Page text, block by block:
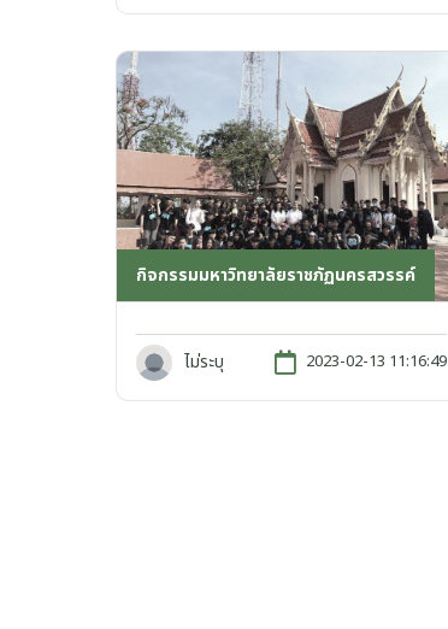
กิจกรรมมหาวิทยาลัยราชภัฏนครสวรรค์
ไม่ระบุ 2023-02-13 11:16:49